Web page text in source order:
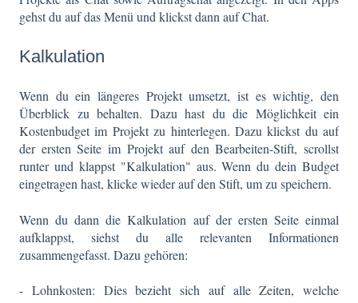
gehst du auf das Menü und klickst dann auf Chat.
Kalkulation
Wenn du ein längeres Projekt umsetzt, ist es wichtig, den
Überblick zu behalten. Dazu hast du die Möglichkeit ein
Kostenbudget im Projekt zu hinterlegen. Dazu klickst du auf
der ersten Seite im Projekt auf den Bearbeiten-Stift, scrollst
runter und klappst "Kalkulation" aus. Wenn du dein Budget
eingetragen hast, klicke wieder auf den Stift, um zu speichern.
Wenn du dann die Kalkulation auf der ersten Seite einmal
aufklappst, siehst du alle relevanten Informationen
zusammengefasst. Dazu gehören:
- Lohnkosten: Dies bezieht sich auf alle Zeiten, welche